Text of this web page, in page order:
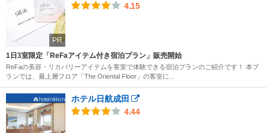
PR
4.15
1日3室限定「ReFaアイテム付き宿泊プラン」販売開始
ReFaの美容・リカバリーアイテムを客室で体験できる宿泊プランのご紹介です！ 本プ
ランでは、最上層フロア「The Oriental Floor」の客室に...
ホテル日航成田
4.44